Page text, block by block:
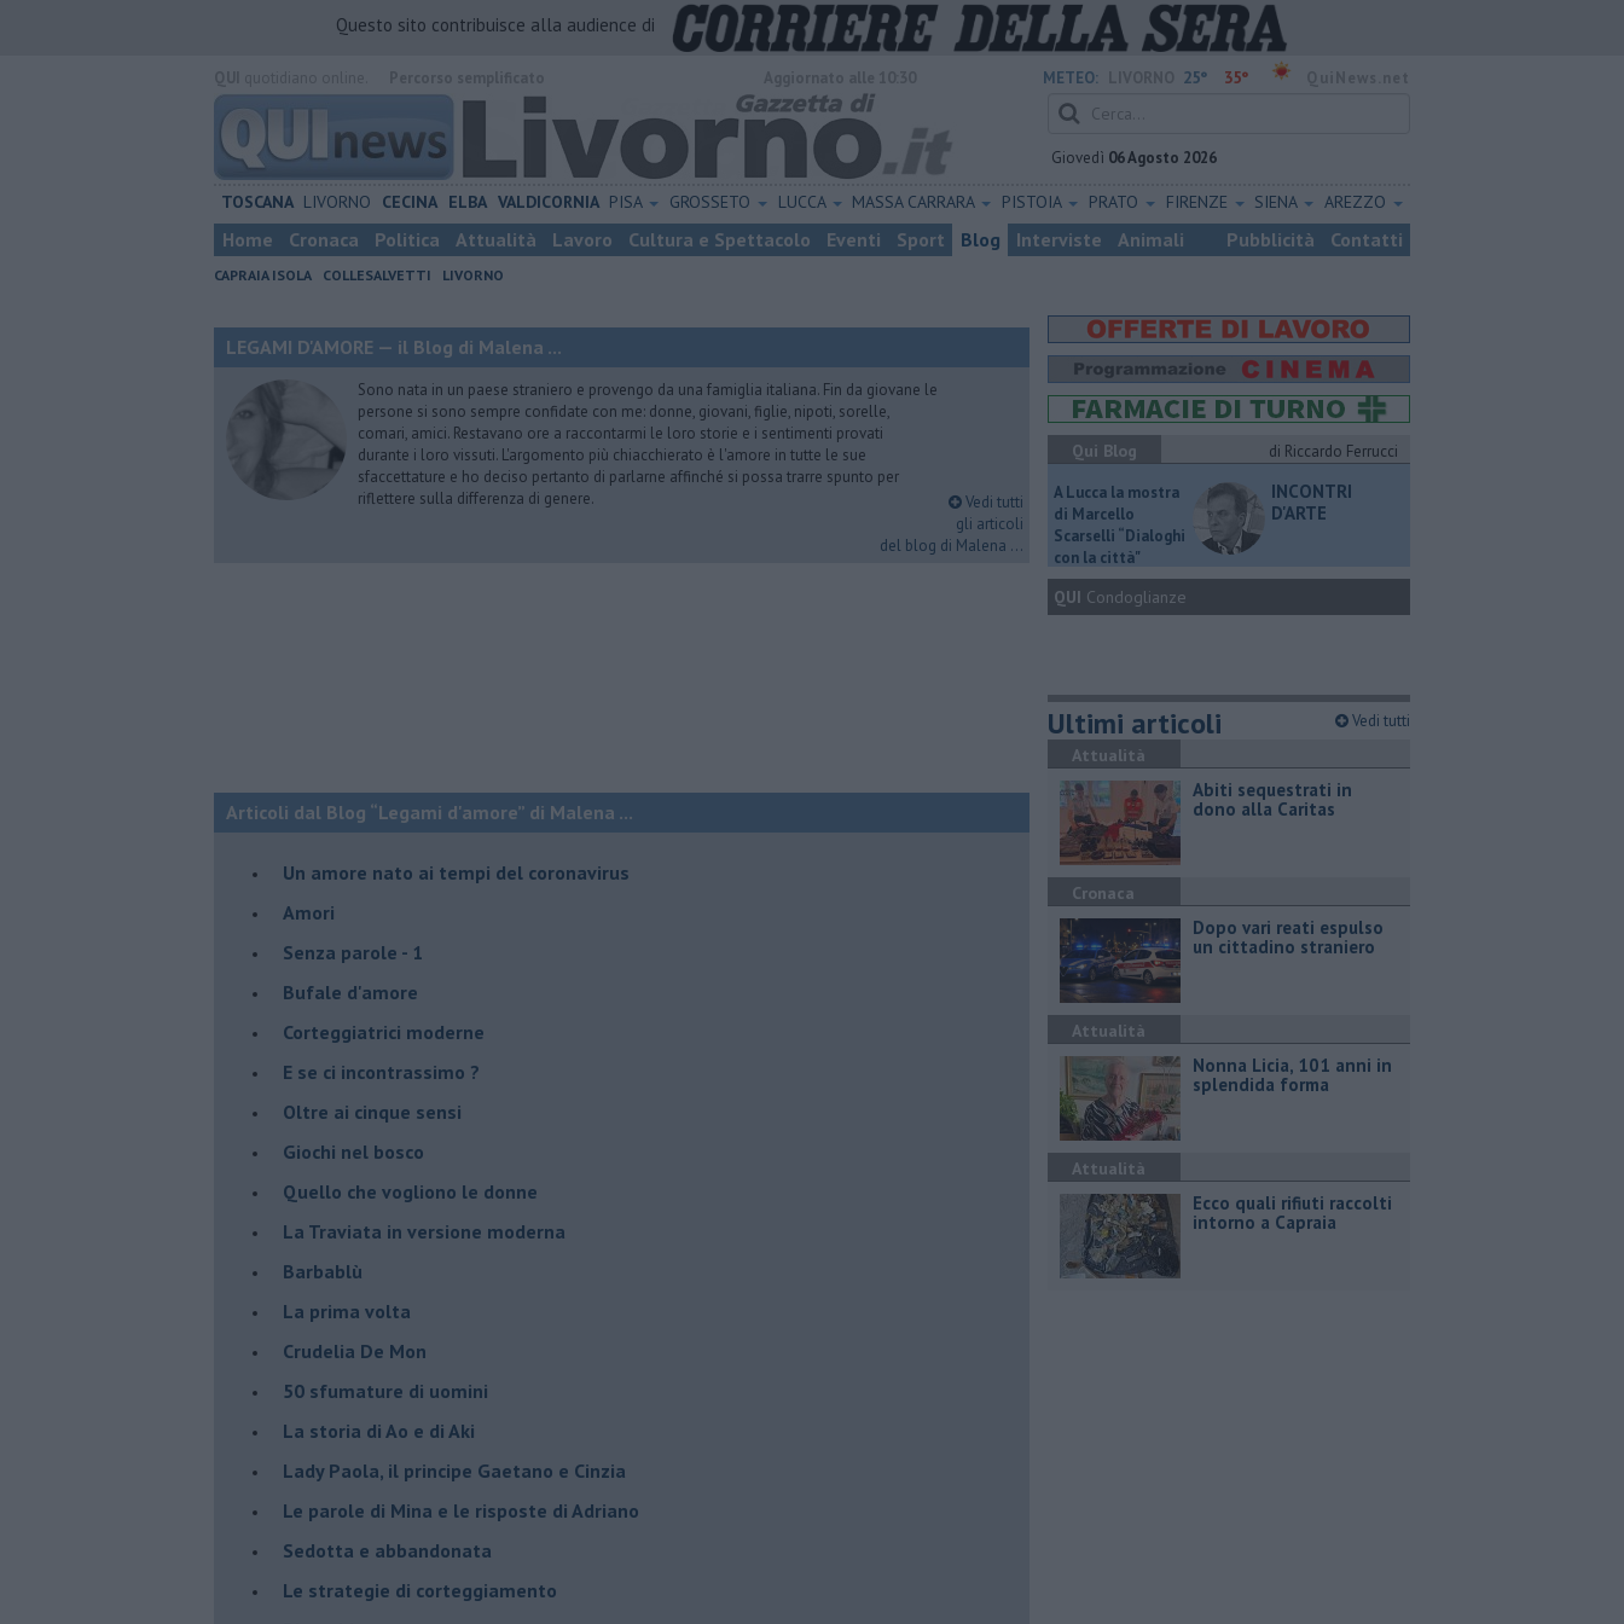
Questo sito contribuisce alla audience di
METEO: 25° 35°
Giovedì 06 Agosto 2026
TOSCANA LIVORNO CECINA ELBA VALDICORNIA PISA GROSSETO LUCCA MASSA CARRARA PISTOIA PRATO FIRENZE SIENA AREZZO
Home Cronaca Politica Attualità Lavoro Cultura e Spettacolo Eventi Sport Blog Interviste Animali Pubblicità Contatti
CAPRAIA ISOLA COLLESALVETTI LIVORNO
LEGAMI D'AMORE — il Blog di Malena ...
Sono nata in un paese straniero e provengo da una famiglia italiana. Fin da giovane le
persone si sono sempre confidate con me: donne, giovani, figlie, nipoti, sorelle,
comari, amici. Restavano ore a raccontarmi le loro storie e i sentimenti provati
durante i loro vissuti. L'argomento più chiacchierato è l'amore in tutte le sue
sfaccettature e ho deciso pertanto di parlarne affinché si possa trarre spunto per
riflettere sulla differenza di genere.
Vedi tutti
gli articoli
del blog di Malena ...
Articoli dal Blog “Legami d'amore” di Malena ...
Un amore nato ai tempi del coronavirus
Amori
Senza parole - 1
Bufale d'amore
Corteggiatrici moderne
E se ci incontrassimo ?
Oltre ai cinque sensi
Giochi nel bosco
Quello che vogliono le donne
La Traviata in versione moderna
Barbablù
La prima volta
Crudelia De Mon
50 sfumature di uomini
La storia di Ao e di Aki
Lady Paola, il principe Gaetano e Cinzia
Le parole di Mina e le risposte di Adriano
Sedotta e abbandonata
Le strategie di corteggiamento
Qui Blog
di Riccardo Ferrucci
A Lucca la mostra
di Marcello
Scarselli “Dialoghi
con la città"
INCONTRI
D'ARTE
QUI Condoglianze
Ultimi articoli Vedi tutti
Attualità
Abiti sequestrati in
dono alla Caritas
Cronaca
Dopo vari reati espulso
un cittadino straniero
Attualità
Nonna Licia, 101 anni in
splendida forma
Attualità
Ecco quali rifiuti raccolti
intorno a Capraia